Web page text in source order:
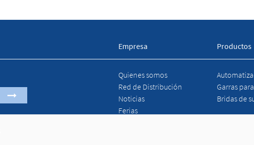
Empresa Productos
Quienes somos
Red de Distribución
Noticias
Ferias
Garras
Bridas de